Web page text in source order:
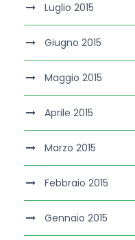
Luglio 2015
Giugno 2015
Maggio 2015
Aprile 2015
Marzo 2015
Febbraio 2015
Gennaio 2015